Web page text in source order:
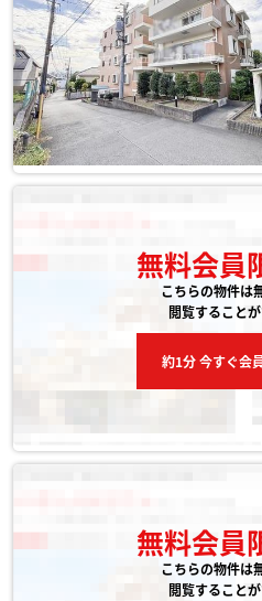
無料会員
こちらの物件は
閲覧することが
約1分 今すぐ会
無料会員
こちらの物件は
閲覧することが